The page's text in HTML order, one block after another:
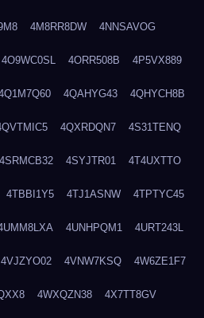
4M8RR8DW 4NNSAVOG
4O9WC0SL 4ORR508B 4P5VX889
4QAHYG43 4QHYCH8B
4QXRDQN7 4S31TENQ
4SRMCB32 4SYJTR01 4T4UXTTO
4TBBI1Y5 4TJ1ASNW 4TPTYC45
4UNHPQM1 4URT243L
4VJZYO02 4VNW7KSQ 4W6ZE1F7
4WXQZN38 4X7TT8GV